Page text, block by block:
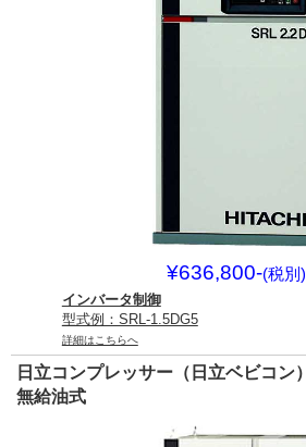
¥636,800-(税別)
インバータ制御
型式例：SRL-1.5DG5
詳細はこちらへ
日立コンプレッサー（日立ベビコン）
無給油式